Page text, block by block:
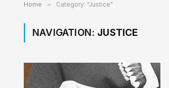
Home » Category: "Justice"
NAVIGATION: JUSTICE